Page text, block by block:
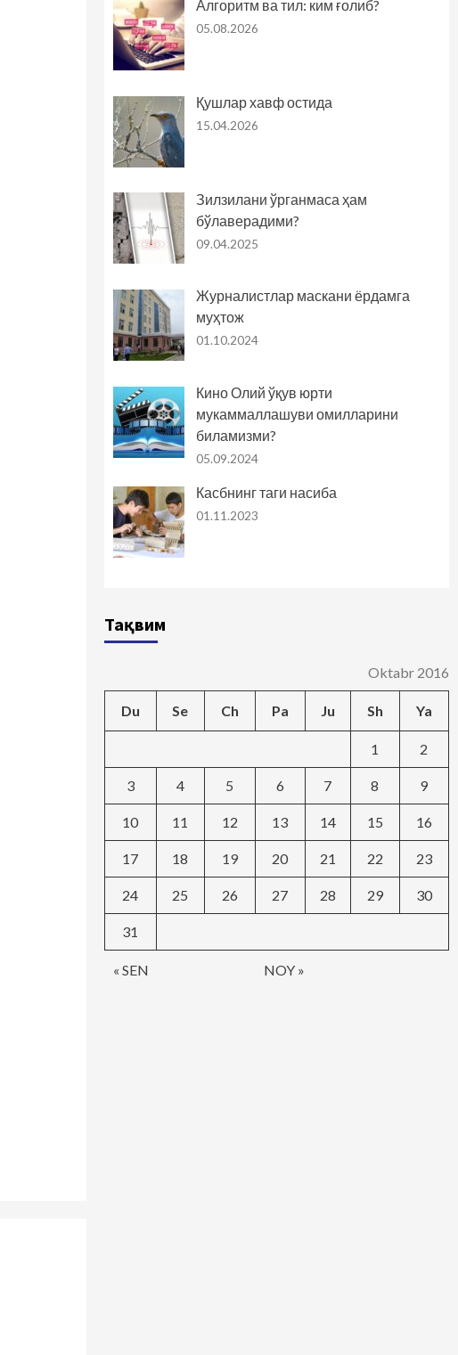
Алгоритм ва тил: ким ғолиб?
05.08.2026
Қушлар хавф остида
15.04.2026
Зилзилани ўрганмаса ҳам
бўлаверадими?
09.04.2025
Журналистлар маскани ёрдамга
муҳтож
01.10.2024
Кино Олий ўқув юрти
мукаммаллашуви омилларини
биламизми?
05.09.2024
Касбнинг таги насиба
01.11.2023
Тақвим
Oktabr 2016
Du Se Ch Pa Ju Sh Ya
« SEN NOY »
1 2
3 4 5 6 7 8 9
10 11 12 13 14 15 16
17 18 19 20 21 22 23
24 25 26 27 28 29 30
31